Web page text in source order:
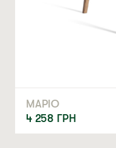
МАРІО
4 258 ГРН